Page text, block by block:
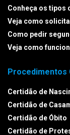
Conheça os tipos
Veja como
Como pedir
Veja como
Certidão de
Certidão de
Certidão de Óbito
Certidão de